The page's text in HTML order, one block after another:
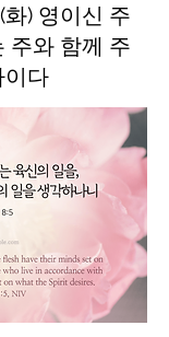
) 영이신 주
주와 함께 주
이다